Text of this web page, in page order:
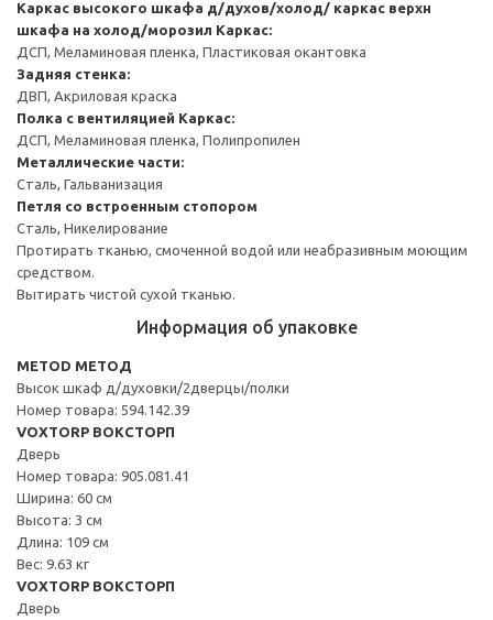
Каркас высокого шкафа д/духов/холод/ каркас верхн
шкафа на холод/морозил Каркас:
ДСП, Меламиновая пленка, Пластиковая окантовка
Задняя стенка:
ДВП, Акриловая краска
Полка с вентиляцией Каркас:
ДСП, Меламиновая пленка, Полипропилен
Металлические части:
Сталь, Гальванизация
Петля со встроенным стопором
Сталь, Никелирование
Протирать тканью, смоченной водой или неабразивным моющим
средством.
Вытирать чистой сухой тканью.
Информация об упаковке
METOD МЕТОД
Высок шкаф д/духовки/2дверцы/полки
Номер товара: 594.142.39
VOXTORP ВОКСТОРП
Дверь
Номер товара: 905.081.41
Ширина: 60 см
Высота: 3 см
Длина: 109 см
Вес: 9.63 кг
VOXTORP ВОКСТОРП
Дверь